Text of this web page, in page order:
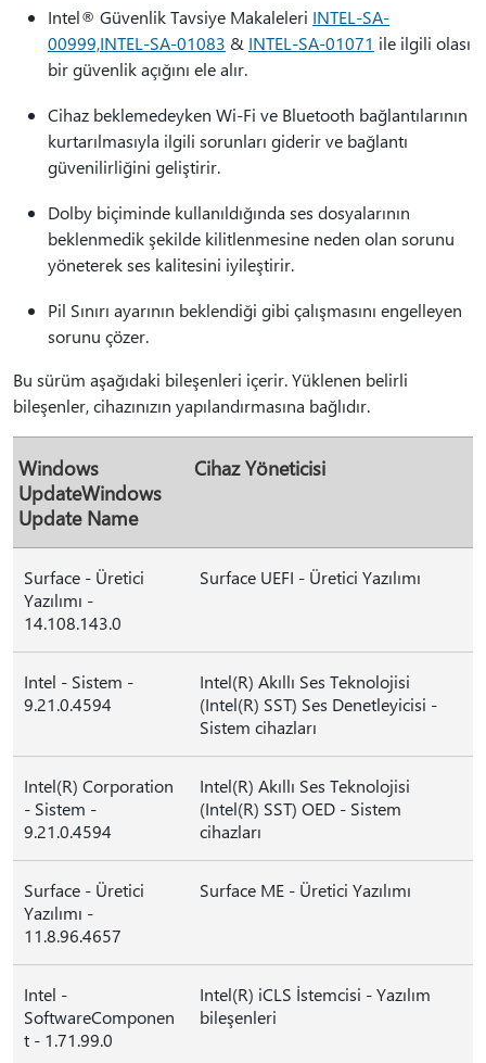
Intel® Güvenlik Tavsiye Makaleleri INTEL-SA-
00999,INTEL-SA-01083 & INTEL-SA-01071 ile ilgili olası
bir güvenlik açığını ele alır.
Cihaz beklemedeyken Wi-Fi ve Bluetooth bağlantılarının
kurtarılmasıyla ilgili sorunları giderir ve bağlantı
güvenilirliğini geliştirir.
Dolby biçiminde kullanıldığında ses dosyalarının
beklenmedik şekilde kilitlenmesine neden olan sorunu
yöneterek ses kalitesini iyileştirir.
Pil Sınırı ayarının beklendiği gibi çalışmasını engelleyen
sorunu çözer.
Bu sürüm aşağıdaki bileşenleri içerir. Yüklenen belirli
bileşenler, cihazınızın yapılandırmasına bağlıdır.
Windows
UpdateWindows
Update Name
Cihaz Yöneticisi
Surface - Üretici
Yazılımı -
14.108.143.0
Surface UEFI - Üretici Yazılımı
Intel - Sistem -
9.21.0.4594
Intel(R) Akıllı Ses Teknolojisi
(Intel(R) SST) Ses Denetleyicisi -
Sistem cihazları
Intel(R) Corporation
- Sistem -
9.21.0.4594
Intel(R) Akıllı Ses Teknolojisi
(Intel(R) SST) OED - Sistem
cihazları
Surface - Üretici
Yazılımı -
11.8.96.4657
Surface ME - Üretici Yazılımı
Intel -
SoftwareComponen
t - 1.71.99.0
Intel(R) iCLS İstemcisi - Yazılım
bileşenleri